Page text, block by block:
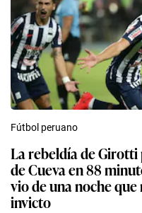
Fútbol peruano
La rebeldía de Girotti
de Cueva en 88
vio de una noche
invicto